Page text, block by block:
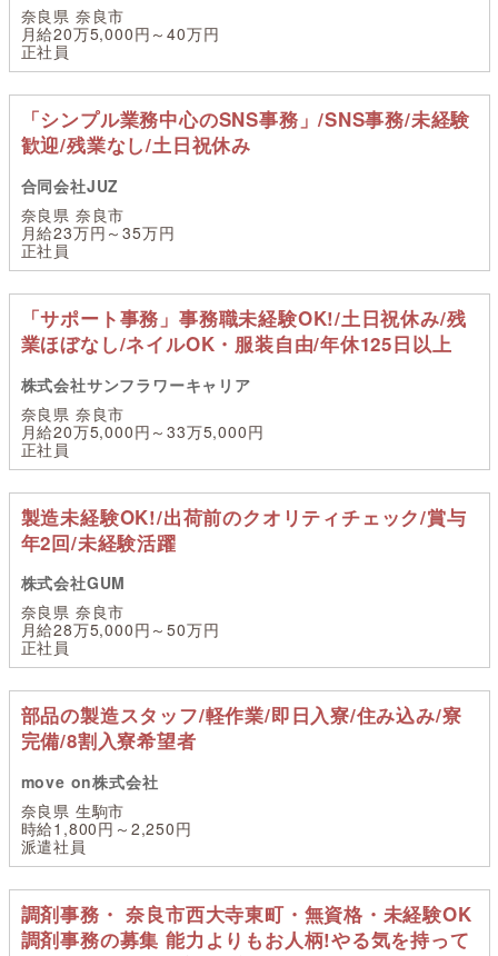
奈良県 奈良市
月給20万5,000円～40万円
正社員
「シンプル業務中心のSNS事務」/SNS事務/未経験
歓迎/残業なし/土日祝休み
合同会社JUZ
奈良県 奈良市
月給23万円～35万円
正社員
「サポート事務」事務職未経験OK!/土日祝休み/残
業ほぼなし/ネイルOK・服装自由/年休125日以上
株式会社サンフラワーキャリア
奈良県 奈良市
月給20万5,000円～33万5,000円
正社員
製造未経験OK!/出荷前のクオリティチェック/賞与
年2回/未経験活躍
株式会社GUM
奈良県 奈良市
月給28万5,000円～50万円
正社員
部品の製造スタッフ/軽作業/即日入寮/住み込み/寮
完備/8割入寮希望者
move on株式会社
奈良県 生駒市
時給1,800円～2,250円
派遣社員
調剤事務・ 奈良市西大寺東町・無資格・未経験OK
調剤事務の募集 能力よりもお人柄!やる気を持って